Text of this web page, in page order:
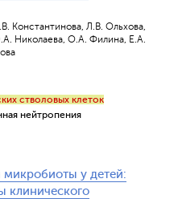
Константинова, Л.В. Ольхова,
Николаева, О.А. Филина, Е.А.
стволовых клеток
нейтропения
микробиоты у детей:
клинического